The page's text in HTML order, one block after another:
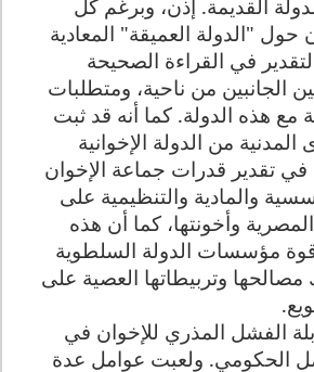
القديمة. إذن، وبرغم كل
حول "الدولة العميقة" المعادية
في القراءة الصحيحة
الجانبين من ناحية، ومتطلبات
مع هذه الدولة. كما أنه قد ثبت
من الدولة الإخوانية
في تقدير قدرات جماعة الإخوان
والمادية والتنظيمية على
وأخونتها، كما أن هذه
مؤسسات الدولة السلطوية
وتربيطاتها العصية على
.
الفشل المذري للإخوان في
الحكومي. ولعبت عوامل عدة